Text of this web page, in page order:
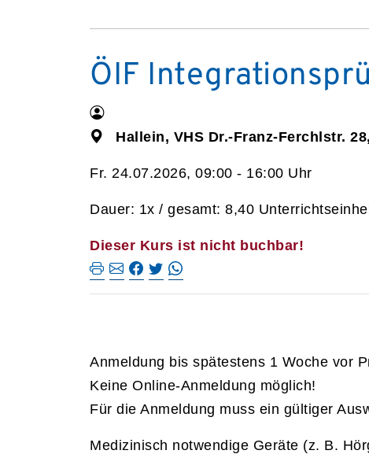
ÖIF
Hallein, VHS Dr.-Franz-Ferchlstr.
Fr. 24.07.2026, 09:00 - 16:00 Uhr
Dauer: 1x / gesamt: 8,40
Dieser Kurs ist nicht buchbar!
Anmeldung bis spätestens 1 Woche vor
Keine Online-Anmeldung möglich!
Für die Anmeldung muss ein gültiger
Medizinisch notwendige Geräte (z. B.